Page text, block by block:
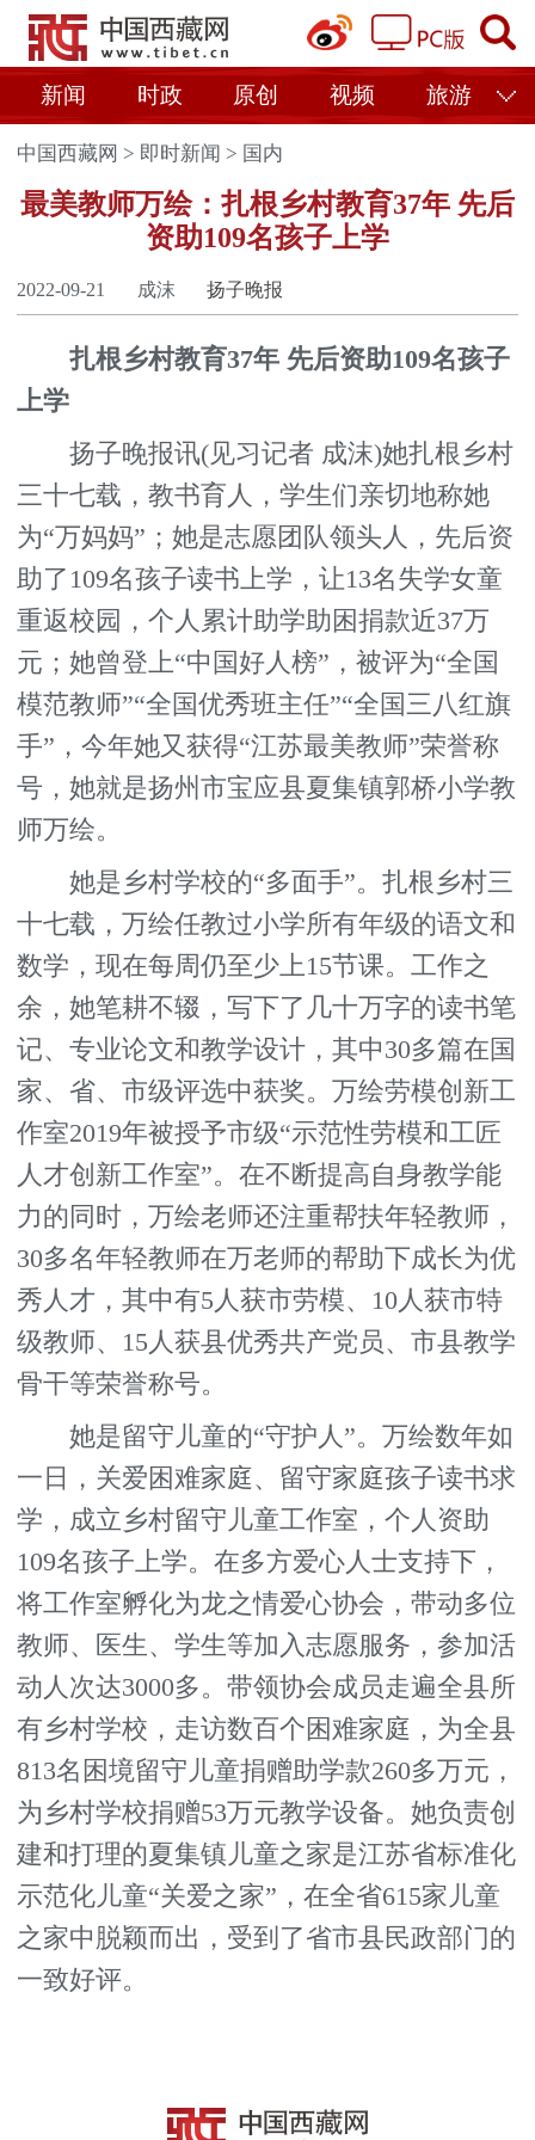
新闻 时政 原创 视频 旅游
中国西藏网 > 即时新闻 > 国内
最美教师万绘：扎根乡村教育37年 先后
资助109名孩子上学
2022-09-21 成沫 扬子晚报
扎根乡村教育37年 先后资助109名孩子
上学
扬子晚报讯(见习记者 成沫)她扎根乡村
三十七载，教书育人，学生们亲切地称她
为“万妈妈”；她是志愿团队领头人，先后资
助了109名孩子读书上学，让13名失学女童
重返校园，个人累计助学助困捐款近37万
元；她曾登上“中国好人榜”，被评为“全国
模范教师”“全国优秀班主任”“全国三八红旗
手”，今年她又获得“江苏最美教师”荣誉称
号，她就是扬州市宝应县夏集镇郭桥小学教
师万绘。
她是乡村学校的“多面手”。扎根乡村三
十七载，万绘任教过小学所有年级的语文和
数学，现在每周仍至少上15节课。工作之
余，她笔耕不辍，写下了几十万字的读书笔
记、专业论文和教学设计，其中30多篇在国
家、省、市级评选中获奖。万绘劳模创新工
作室2019年被授予市级“示范性劳模和工匠
人才创新工作室”。在不断提高自身教学能
力的同时，万绘老师还注重帮扶年轻教师，
30多名年轻教师在万老师的帮助下成长为优
秀人才，其中有5人获市劳模、10人获市特
级教师、15人获县优秀共产党员、市县教学
骨干等荣誉称号。
她是留守儿童的“守护人”。万绘数年如
一日，关爱困难家庭、留守家庭孩子读书求
学，成立乡村留守儿童工作室，个人资助
109名孩子上学。在多方爱心人士支持下，
将工作室孵化为龙之情爱心协会，带动多位
教师、医生、学生等加入志愿服务，参加活
动人次达3000多。带领协会成员走遍全县所
有乡村学校，走访数百个困难家庭，为全县
813名困境留守儿童捐赠助学款260多万元，
为乡村学校捐赠53万元教学设备。她负责创
建和打理的夏集镇儿童之家是江苏省标准化
示范化儿童“关爱之家”，在全省615家儿童
之家中脱颖而出，受到了省市县民政部门的
一致好评。